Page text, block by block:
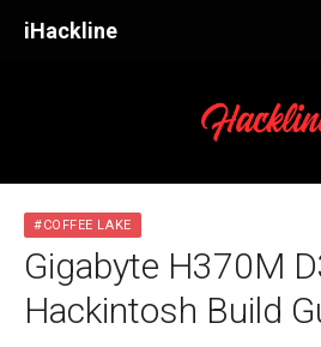
iHackline
#COFFEE LAKE
Gigabyte H370M
Hackintosh Build